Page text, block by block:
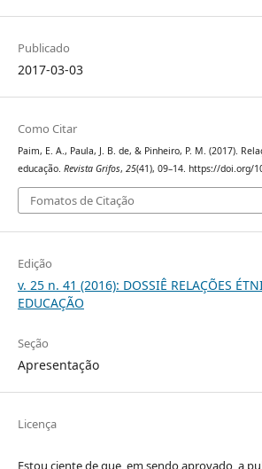
Publicado
2017-03-03
Como Citar
Paim, E. A., Paula, J. B. de, & Pinheiro, P. M. (2017).
educação. Revista Grifos, 25(41), 09–14. https://doi.org/
Fomatos de Citação
Edição
v. 25 n. 41 (2016): DOSSIÊ RELAÇÕES
EDUCAÇÃO
Seção
Apresentação
Licença
Estou ciente de que, em sendo aprovado, a